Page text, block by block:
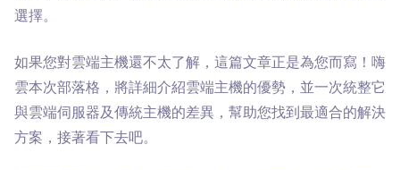
選擇。
如果您對雲端主機還不太了解，這篇文章正是為您而寫！嗨
雲本次部落格，將詳細介紹雲端主機的優勢，並一次統整它
與雲端伺服器及傳統主機的差異，幫助您找到最適合的解決
方案，接著看下去吧。